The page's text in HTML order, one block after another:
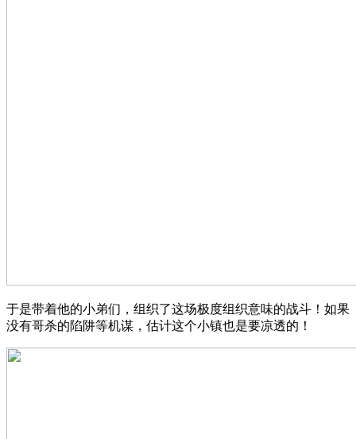
于是带着他的小弟们，组织了这场极度组织意味的战斗！如果
没有哥杀的陷阱等机谋，估计这个小镇也是要凉透的！